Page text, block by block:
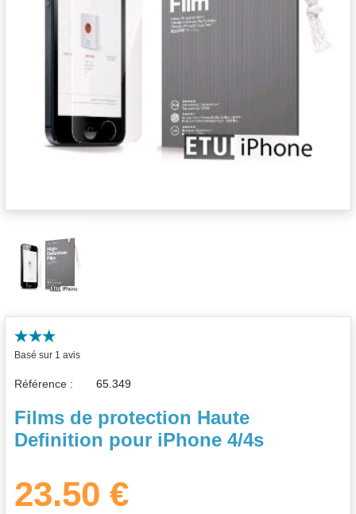
Basé sur 1 avis
Référence :
Films de protection Haute
Definition pour iPhone 4/4s
23.50 €